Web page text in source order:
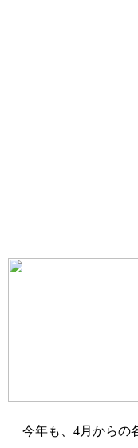
今年も、4月からの